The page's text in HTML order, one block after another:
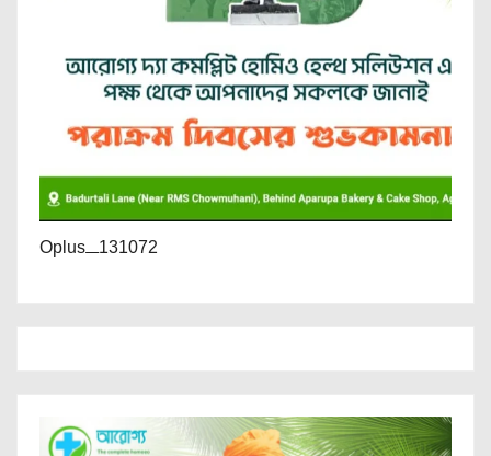
Oplus_131072